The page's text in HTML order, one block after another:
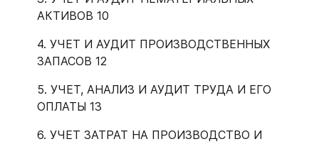
АКТИВОВ 10
4. УЧЕТ И АУДИТ ПРОИЗВОДСТВЕННЫХ
ЗАПАСОВ 12
5. УЧЕТ, АНАЛИЗ И АУДИТ ТРУДА И ЕГО
ОПЛАТЫ 13
6. УЧЕТ ЗАТРАТ НА ПРОИЗВОДСТВО И